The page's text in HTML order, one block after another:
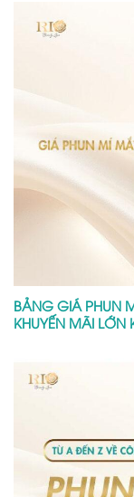
BẢNG GIÁ PHUN
KHUYẾN MÃI LỚN